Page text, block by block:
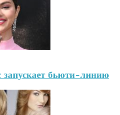
запускает бьюти-линию